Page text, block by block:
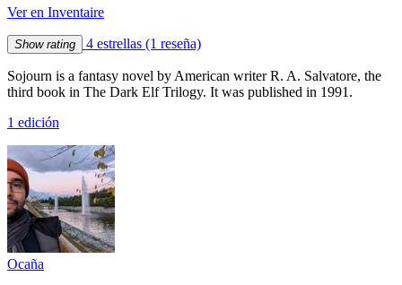
Ver en Inventaire
Show rating 4 estrellas (1 reseña)
Sojourn is a fantasy novel by American writer R. A. Salvatore, the
third book in The Dark Elf Trilogy. It was published in 1991.
1 edición
Ocaña